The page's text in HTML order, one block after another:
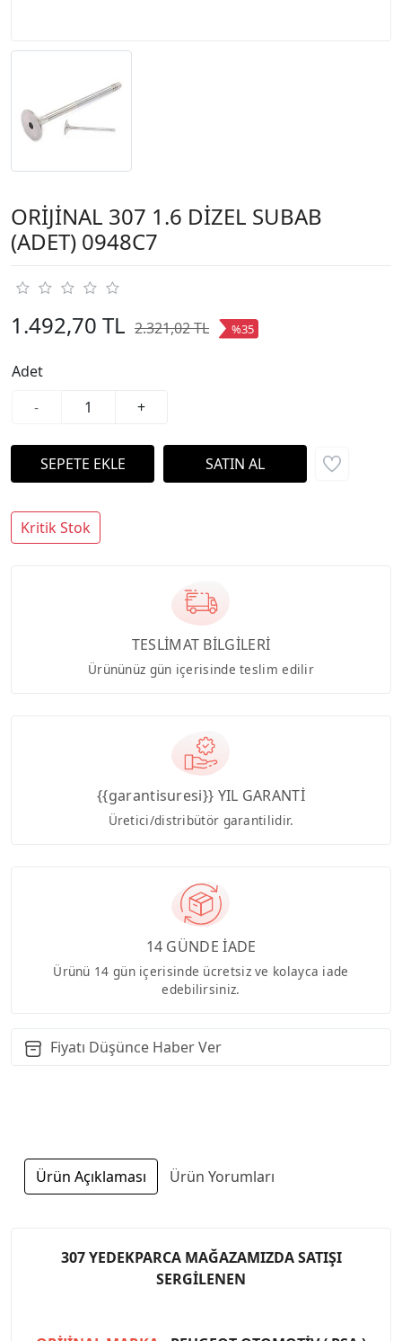
ORİJİNAL 307 1.6 DİZEL SUBAB
(ADET) 0948C7
1.492,70 TL 2.321,02 TL %35
Adet
-
+
Kritik Stok
TESLİMAT BİLGİLERİ
Ürününüz gün içerisinde teslim edilir
{{garantisuresi}} YIL GARANTİ
Üretici/distribütör garantilidir.
14 GÜNDE İADE
Ürünü 14 gün içerisinde ücretsiz ve kolayca iade
edebilirsiniz.
Fiyatı Düşünce Haber Ver
Ürün Açıklaması Ürün Yorumları
307 YEDEKPARCA MAĞAZAMIZDA SATIŞI
SERGİLENEN